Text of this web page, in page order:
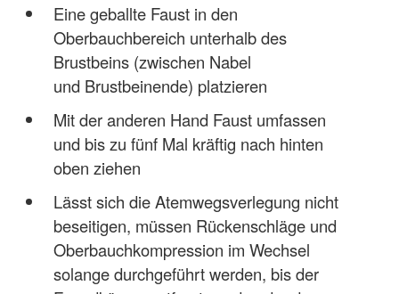
Eine geballte Faust in den
Oberbauchbereich unterhalb des
Brustbeins (zwischen Nabel
und Brustbeinende) platzieren
Mit der anderen Hand Faust umfassen
und bis zu fünf Mal kräftig nach hinten
oben ziehen
Lässt sich die Atemwegsverlegung nicht
beseitigen, müssen Rückenschläge und
Oberbauchkompression im Wechsel
solange durchgeführt werden, bis der